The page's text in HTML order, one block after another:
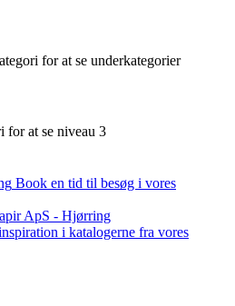
for at se underkategorier
for at se niveau 3
Book en tid til besøg i vores
ApS - Hjørring
i katalogerne fra vores